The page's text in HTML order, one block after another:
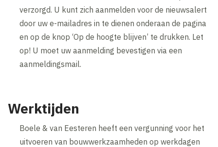
verzorgd. U kunt zich aanmelden voor de nieuwsalert
door uw e-mailadres in te dienen onderaan de pagina
en op de knop ‘Op de hoogte blijven’ te drukken. Let
op! U moet uw aanmelding bevestigen via een
aanmeldingsmail.
Werktijden
Boele & van Eesteren heeft een vergunning voor het
uitvoeren van bouwwerkzaamheden op werkdagen